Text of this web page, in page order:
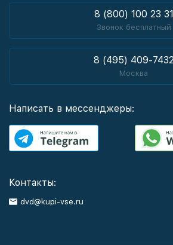
8 (800) 100 23 31
Звонок бесплатный
8 (495) 409-7432
Москва
Написать в мессенджеры:
Контакты:
dvd@kupi-vse.ru